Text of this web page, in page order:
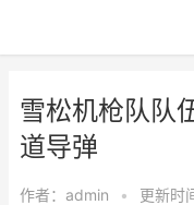
雪松机枪队队
道导弹
作者： admin • 更新时